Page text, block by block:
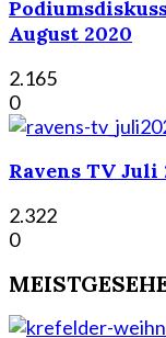
August 2020
2.165
0
Ravens TV Juli
2.322
0